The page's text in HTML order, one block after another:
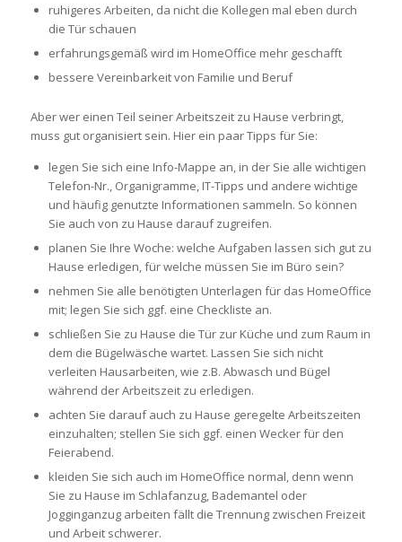
ruhigeres Arbeiten, da nicht die Kollegen mal eben durch
die Tür schauen
erfahrungsgemäß wird im HomeOffice mehr geschafft
bessere Vereinbarkeit von Familie und Beruf
Aber wer einen Teil seiner Arbeitszeit zu Hause verbringt,
muss gut organisiert sein. Hier ein paar Tipps für Sie:
legen Sie sich eine Info-Mappe an, in der Sie alle wichtigen
Telefon-Nr., Organigramme, IT-Tipps und andere wichtige
und häufig genutzte Informationen sammeln. So können
Sie auch von zu Hause darauf zugreifen.
planen Sie Ihre Woche: welche Aufgaben lassen sich gut zu
Hause erledigen, für welche müssen Sie im Büro sein?
nehmen Sie alle benötigten Unterlagen für das HomeOffice
mit; legen Sie sich ggf. eine Checkliste an.
schließen Sie zu Hause die Tür zur Küche und zum Raum in
dem die Bügelwäsche wartet. Lassen Sie sich nicht
verleiten Hausarbeiten, wie z.B. Abwasch und Bügel
während der Arbeitszeit zu erledigen.
achten Sie darauf auch zu Hause geregelte Arbeitszeiten
einzuhalten; stellen Sie sich ggf. einen Wecker für den
Feierabend.
kleiden Sie sich auch im HomeOffice normal, denn wenn
Sie zu Hause im Schlafanzug, Bademantel oder
Jogginganzug arbeiten fällt die Trennung zwischen Freizeit
und Arbeit schwerer.